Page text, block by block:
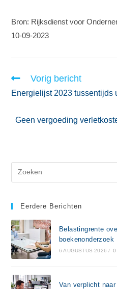
Bron: Rijksdienst voor
10-09-2023
Vorig bericht
Energielijst 2023 tussentijds
Geen vergoeding
Eerdere Berichten
Belastingrente
boekenonderzoek
6 AUGUSTUS 2026 / 0
Van verplicht